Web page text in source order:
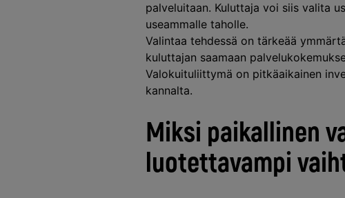
palveluitaan. Kuluttaja voi siis valita
useammalle taholle.
Valintaa tehdessä on tärkeää
kuluttajan saamaan
Valokuituliittymä on pitkäaikainen
kannalta.
Miksi paikallinen
luotettavampi